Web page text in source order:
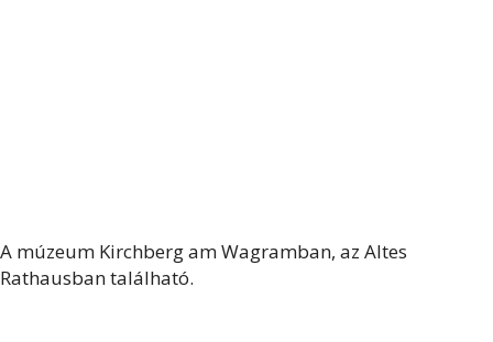
A múzeum Kirchberg am Wagramban, az Altes
Rathausban található.